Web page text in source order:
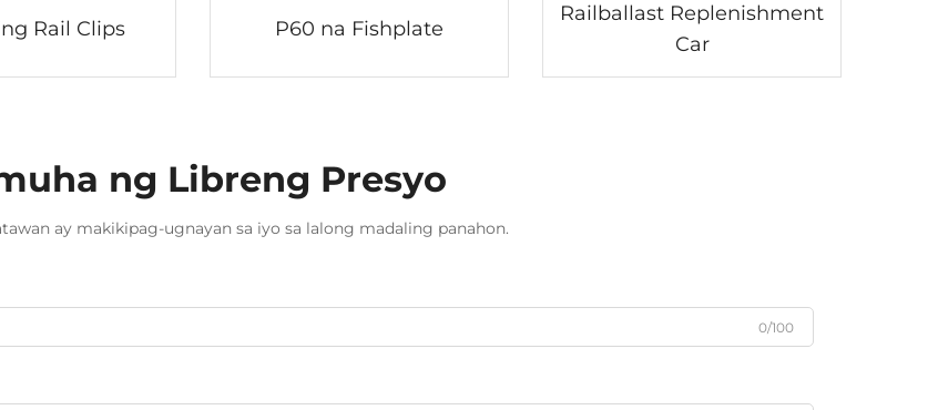
Rail Clips P60 na Fishplate
Railballast Replenishment
Car
ng Libreng Presyo
ay makikipag-ugnayan sa iyo sa lalong madaling panahon.
0/100